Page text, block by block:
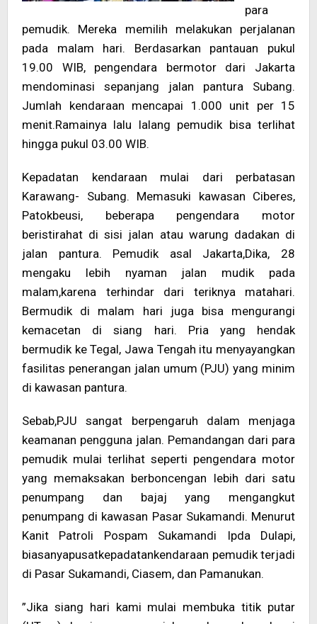
para
pemudik. Mereka memilih melakukan perjalanan
pada malam hari. Berdasarkan pantauan pukul
19.00 WIB, pengendara bermotor dari Jakarta
mendominasi sepanjang jalan pantura Subang.
Jumlah kendaraan mencapai 1.000 unit per 15
menit.Ramainya lalu lalang pemudik bisa terlihat
hingga pukul 03.00 WIB.
Kepadatan kendaraan mulai dari perbatasan
Karawang- Subang. Memasuki kawasan Ciberes,
Patokbeusi, beberapa pengendara motor
beristirahat di sisi jalan atau warung dadakan di
jalan pantura. Pemudik asal Jakarta,Dika, 28
mengaku lebih nyaman jalan mudik pada
malam,karena terhindar dari teriknya matahari.
Bermudik di malam hari juga bisa mengurangi
kemacetan di siang hari. Pria yang hendak
bermudik ke Tegal, Jawa Tengah itu menyayangkan
fasilitas penerangan jalan umum (PJU) yang minim
di kawasan pantura.
Sebab,PJU sangat berpengaruh dalam menjaga
keamanan pengguna jalan. Pemandangan dari para
pemudik mulai terlihat seperti pengendara motor
yang memaksakan berboncengan lebih dari satu
penumpang dan bajaj yang mengangkut
penumpang di kawasan Pasar Sukamandi. Menurut
Kanit Patroli Pospam Sukamandi Ipda Dulapi,
biasanyapusatkepadatankendaraan pemudik terjadi
di Pasar Sukamandi, Ciasem, dan Pamanukan.
”Jika siang hari kami mulai membuka titik putar